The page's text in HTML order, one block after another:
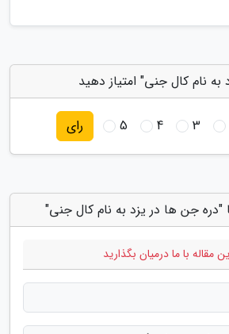
نام کال جنی" امتیاز دهید
3
4
5 رای
"دره جن ها در یزد به نام کال جنی"
مقاله با ما درمیان بگذارید